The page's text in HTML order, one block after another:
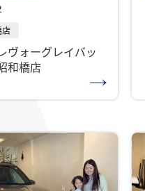
ォーグレイバッ
和橋店